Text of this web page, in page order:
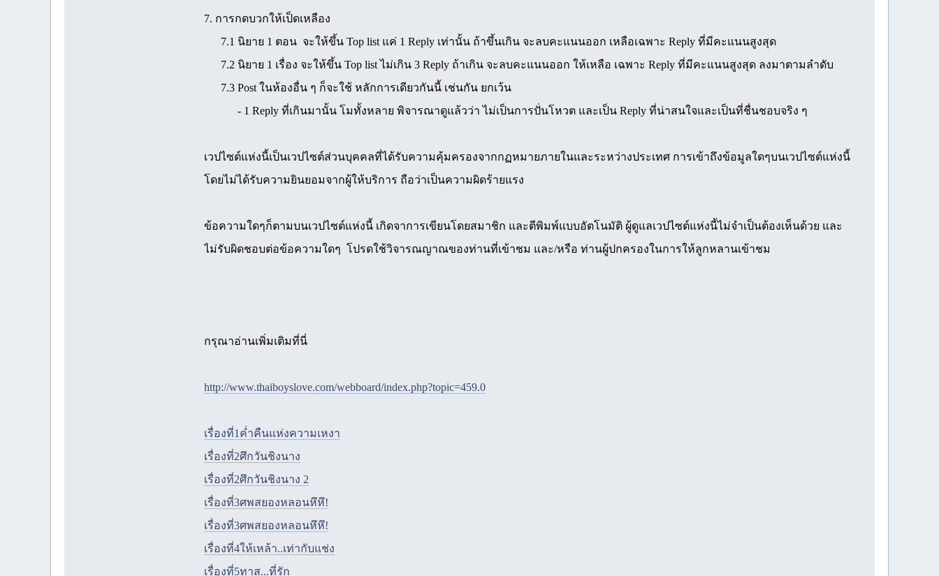
7. การกดบวกให้เป็ดเหลือง
7.1 นิยาย 1 ตอน จะให้ขึ้น Top list แค่ 1 Reply เท่านั้น ถ้าขึ้นเกิน จะลบคะแนนออก เหลือเฉพาะ Reply ที่มีคะแนนสูงสุด
7.2 นิยาย 1 เรื่อง จะให้ขึ้น Top list ไม่เกิน 3 Reply ถ้าเกิน จะลบคะแนนออก ให้เหลือ เฉพาะ Reply ที่มีคะแนนสูงสุด ลงมาตามลำดับ
7.3 Post ในห้องอื่น ๆ ก็จะใช้ หลักการเดียวกันนี้ เช่นกัน ยกเว้น
- 1 Reply ที่เกินมานั้น โมทั้งหลาย พิจารณาดูแล้วว่า ไม่เป็นการปั่นโหวต และเป็น Reply ที่น่าสนใจและเป็นที่ชื่นชอบจริง ๆ
เวปไซต์แห่งนี้เป็นเวปไซต์ส่วนบุคคลที่ได้รับความคุ้มครองจากกฏหมายภายในและระหว่างประเทศ การเข้าถึงข้อมูลใดๆบนเวปไซต์แห่งนี้
โดยไม่ได้รับความยินยอมจากผู้ให้บริการ ถือว่าเป็นความผิดร้ายแรง
ข้อความใดๆก็ตามบนเวปไซต์แห่งนี้ เกิดจาการเขียนโดยสมาชิก และตีพิมพ์แบบอัตโนมัติ ผู้ดูแลเวปไซต์แห่งนี้ไม่จำเป็นต้องเห็นด้วย และ
ไม่รับผิดชอบต่อข้อความใดๆ โปรดใช้วิจารณญาณของท่านที่เข้าชม และ/หรือ ท่านผู้ปกครองในการให้ลูกหลานเข้าชม
กรุณาอ่านเพิ่มเติมที่นี่
http://www.thaiboyslove.com/webboard/index.php?topic=459.0
เรื่องที่1ค่ำคืนแห่งความเหงา
เรื่องที่2ศึกวันชิงนาง
เรื่องที่2ศึกวันชิงนาง 2
เรื่องที่3ศพสยองหลอนหึหึ!
เรื่องที่3ศพสยองหลอนหึหึ!
เรื่องที่4ให้เหล้า..เท่ากับแช่ง
เรื่องที่5ทาส...ที่รัก